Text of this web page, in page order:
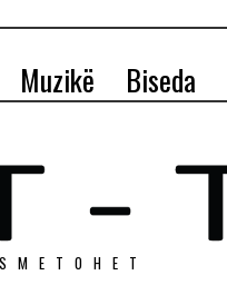
Muzikë Biseda